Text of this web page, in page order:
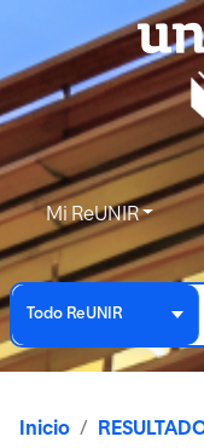
Mi ReUNIR
Todo ReUNIR
Inicio